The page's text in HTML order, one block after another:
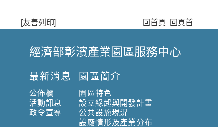
[友善列印] 回首頁 回頁首
:
:
經濟部彰濱產業園區服務中心
最新消息
公佈欄
活動訊息
政令宣導
園區簡介
園區特色
設立緣起與開發計畫
公共設施現況
設廠情形及產業分布